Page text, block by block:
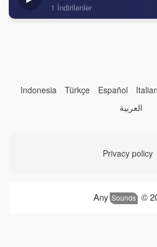
1 İndirilenler
Indonesia Türkçe Español
العربية
Privacy policy
Any Sounds ©